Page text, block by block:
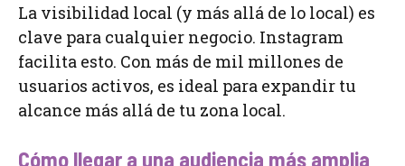
La visibilidad local (y más allá de lo local) es
clave para cualquier negocio. Instagram
facilita esto. Con más de mil millones de
usuarios activos, es ideal para expandir tu
alcance más allá de tu zona local.
Cómo llegar a una audiencia más amplia